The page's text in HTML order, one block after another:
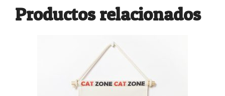
Productos relacionados